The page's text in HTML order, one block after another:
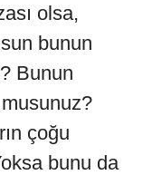
olsa,
bunun
Bunun
çoğu
bunu da